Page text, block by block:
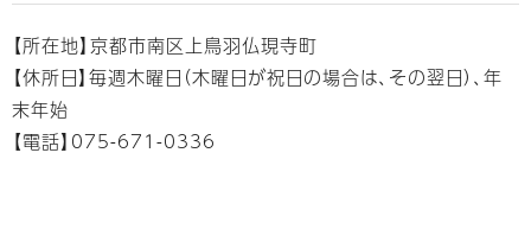
【所在地】京都市南区上鳥羽仏現寺町
【休所日】毎週木曜日（木曜日が祝日の場合は、その翌日）、年
末年始
【電話】075-671-0336